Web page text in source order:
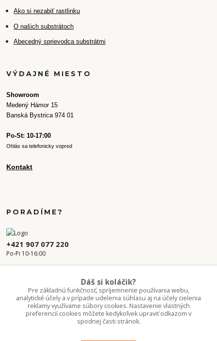
Ako si nezabiť rastlinku
O našich substrátoch
Abecedný sprievodca substrátmi
VÝDAJNÉ MIESTO
Showroom
Medený Hámor 15
Banská Bystrica 974 01
Po-St: 10-17:00
Ohlás sa telefonicky vopred
Kontakt
PORADÍME?
+421 907 077 220
Po-Pi 10-16:00
Dáš si koláčik?
Pre základnú funkčnosť, spríjemnenie používania webu,
analytické účely a v prípade udelenia súhlasu aj na účely cielenia
reklamy využívame súbory cookies. Nastavenie vlastných
preferencií cookies môžete kedykoľvek upraviť odkazom v
spodnej časti stránok.